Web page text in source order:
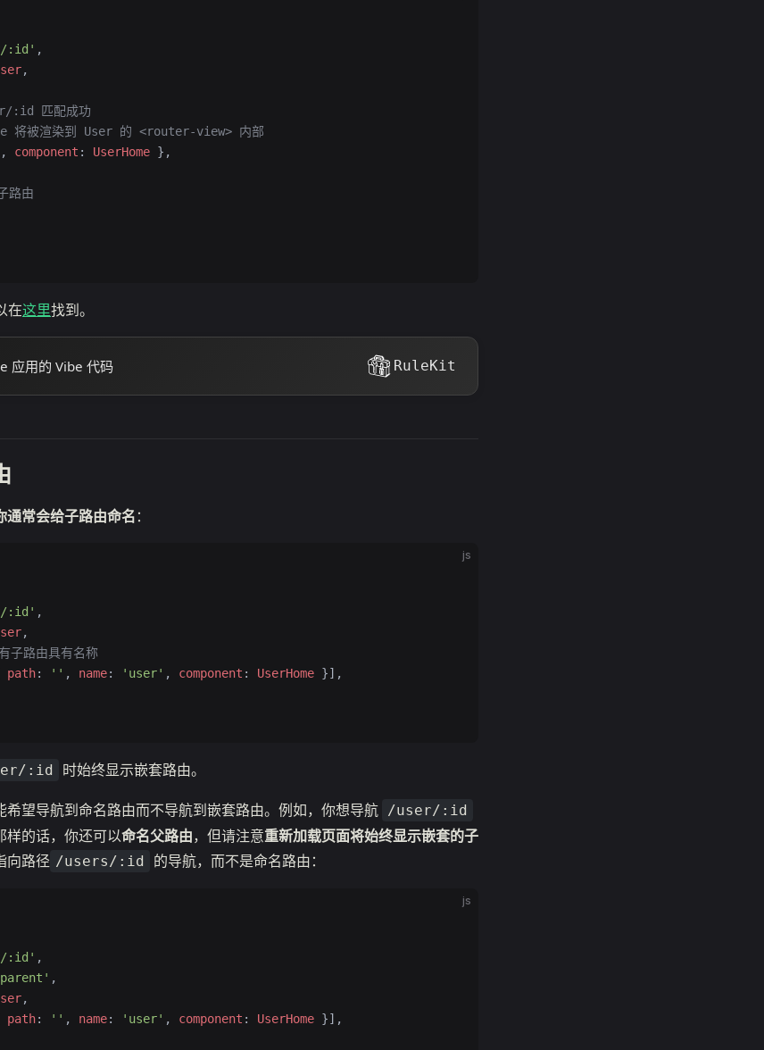
:id' ,
,
:id 匹配成功
将被渲染到 User 的 <router-view> 内部
, component : UserHome },
路由
在这里找到。
应用的 Vibe 代码 RuleKit
通常会给子路由命名 ：
js
:id' ,
,
子路由具有名称
path: '' , name: 'user' , component : UserHome }],
:id 时始终显示嵌套路由。
希望导航到命名路由而不导航到嵌套路由。例如，你想导航 /user/:id
样的话，你还可以命名父路由，但请注意重新加载页面将始终显示嵌套的子
向路径 /users/:id 的导航，而不是命名路由：
js
:id' ,
,
,
path: '' , name: 'user' , component : UserHome }],